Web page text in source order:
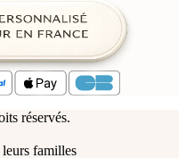
réservés.
leurs familles